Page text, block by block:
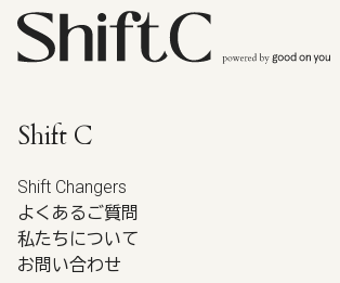
Shift C
Shift Changers
よくあるご質問
私たちについて
お問い合わせ